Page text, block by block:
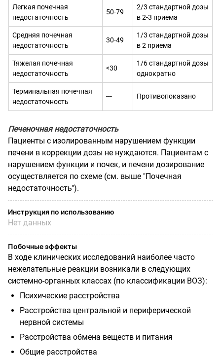
Легкая почечная
недостаточность
50-79
2/3 стандартной дозы
в 2-3 приема
Средняя почечная
недостаточность
30-49
1/3 стандартной дозы
в 2 приема
Тяжелая почечная
недостаточность
<30
1/6 стандартной дозы
однократно
Терминальная почечная
недостаточность
--- Противопоказано
Печеночная недостаточность
Пациенты с изолированным нарушением функции
печени в коррекции дозы не нуждаются. Пациентам с
нарушением функции и почек, и печени дозирование
осуществляется по схеме (см. выше "Почечная
недостаточность").
Инструкция по использованию
Нет данных
Побочные эффекты
В ходе клинических исследований наиболее часто
нежелательные реакции возникали в следующих
системно-органных классах (по классификации ВОЗ):
Психические расстройства
Расстройства центральной и периферической
нервной системы
Расстройства обмена веществ и питания
Общие расстройства